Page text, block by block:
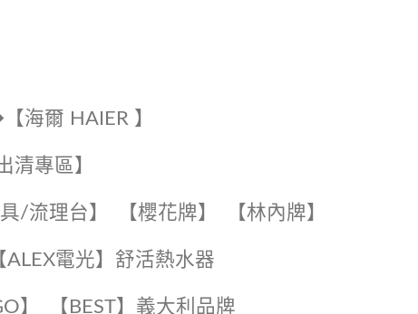
海爾 HAIER 】
清專區】
具/流理台】 【櫻花牌】 【林內牌】
ALEX電光】舒活熱水器️️
】️ ️【BEST】️義大利品牌